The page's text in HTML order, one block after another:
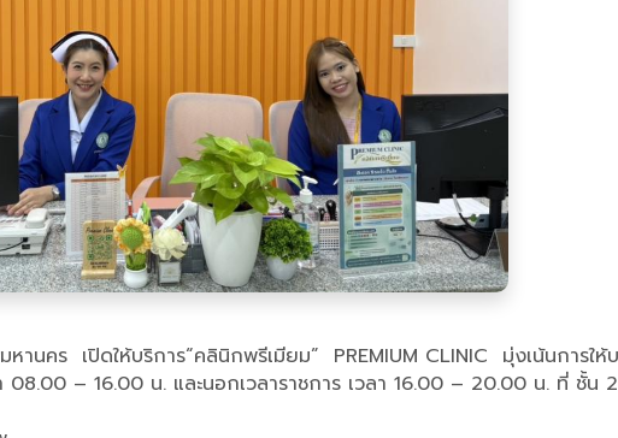
คร เปิดให้บริการ“คลินิกพรีเมียม” PREMIUM CLINIC มุ่งเน้นการให้
า 08.00 – 16.00 น. และนอกเวลาราชการ เวลา 16.00 – 20.00 น. ที่ ชั้